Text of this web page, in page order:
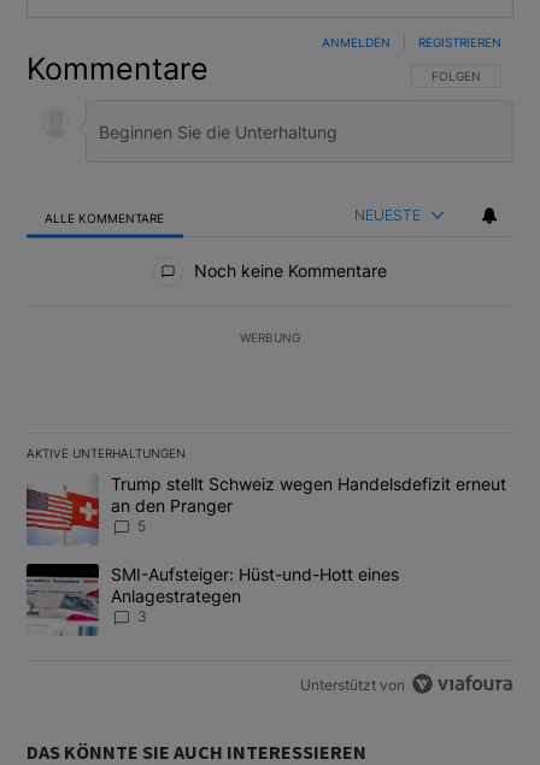
Kommentare FOLGE DIESER
FOLGEN
ANMELDEN REGISTRIEREN
ALLE KOMMENTARE NEUESTE
Noch keine Kommentare
WERBUNG
AKTIVE UNTERHALTUNGEN
Ein Trendartikel mit dem Titel "Trump stellt Schweiz wegen
Trump stellt Schweiz wegen Handelsdefizit erneut
an den Pranger
5
Ein Trendartikel mit dem Titel "SMI-Aufsteiger: Hüst-und-Hott
SMI-Aufsteiger: Hüst-und-Hott eines
Anlagestrategen
3
Unterstützt von
DAS KÖNNTE SIE AUCH INTERESSIEREN